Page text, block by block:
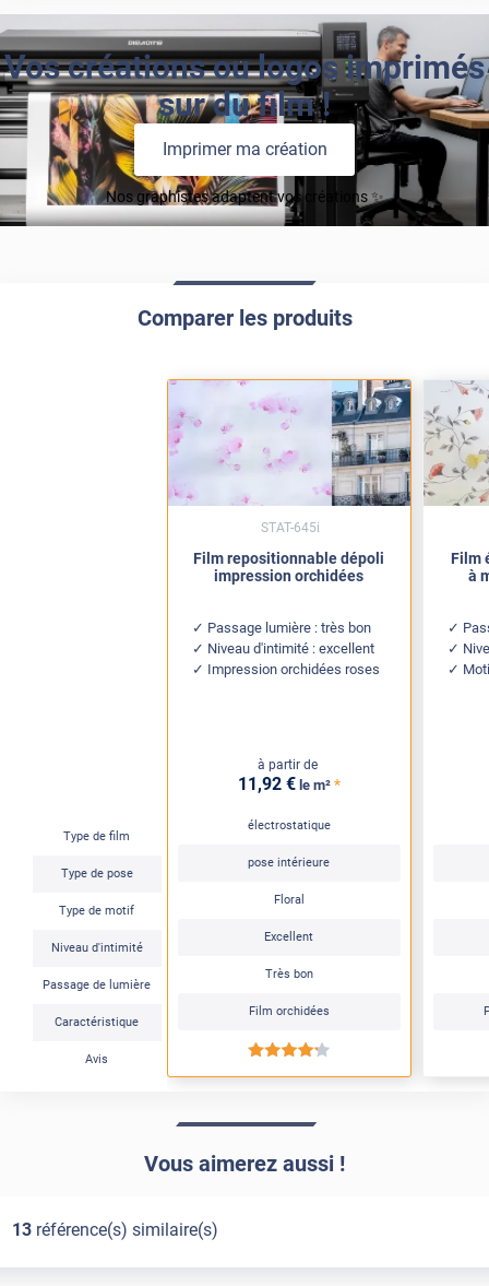
Vos créations ou logos imprimés
sur du film !
Imprimer ma création
Nos graphistes adaptent vos créations ✨
Comparer les produits
Type de film
Type de pose
Type de motif
Niveau d'intimité
Passage de lumière
Caractéristique
Avis
Film repositionnable dépoli
impression orchidées
Passage lumière : très bon
Niveau d'intimité : excellent
Impression orchidées roses
à partir de
11,92 € le m² *
électrostatique
pose intérieure
Floral
Excellent
Très bon
Film orchidées
*****
STAT-645i
Film
à
Vous aimerez aussi !
13référence(s) similaire(s)